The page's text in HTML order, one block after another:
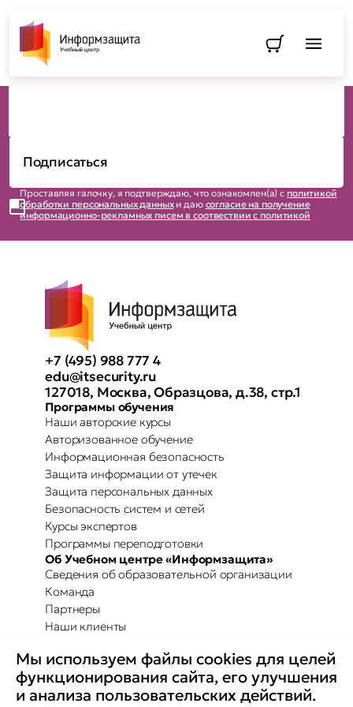
Перейти
Будьте в курсе новостей
Учебного центра
Проставляя галочку, я подтверждаю, что ознакомлен(а) с политикой
обработки персональных данныхи даю согласие на получение
информационно-рекламных писем в соотвествии с политикой
+7 (495) 988 777 4
edu@itsecurity.ru
127018, Москва, Образцова, д.38, стр.1
Программы обучения
Наши авторские курсы
Авторизованное обучение
Информационная безопасность
Защита информации от утечек
Защита персональных данных
Безопасность систем и сетей
Курсы экспертов
Программы переподготовки
Об Учебном центре «Информзащита»
Сведения об образовательной организации
Команда
Партнеры
Наши клиенты
Повышение осведомленности
Партнерство с Secure-T
Преимущества для бизнеса
Мы используем файлы cookies для целей
функционирования сайта, его улучшения
и анализа пользовательских действий.